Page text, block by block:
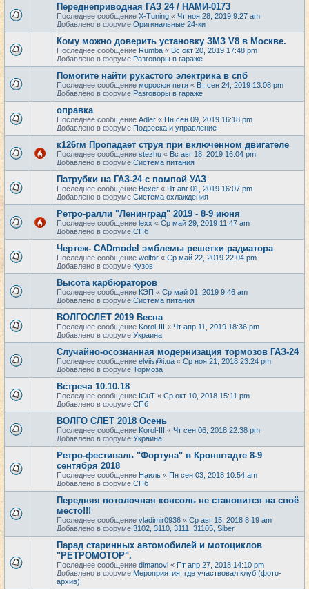
Переднеприводная ГАЗ 24 / НАМИ-0173
Последнее сообщение X-Tuning « Чт ноя 28, 2019 9:27 am
Добавлено в форуме Оригинальные 24-ки
Кому можно доверить установку ЗМЗ V8 в Москве.
Последнее сообщение Rumba « Вс окт 20, 2019 17:48 pm
Добавлено в форуме Разговоры в гараже
Помогите найти рукастого электрика в спб
Последнее сообщение моросюн петя « Вт сен 24, 2019 13:08 pm
Добавлено в форуме Разговоры в гараже
оправка
Последнее сообщение Adler « Пн сен 09, 2019 16:18 pm
Добавлено в форуме Подвеска и управление
к126гм Пропадает струя при включенном двигателе
Последнее сообщение stezhu « Вс авг 18, 2019 16:04 pm
Добавлено в форуме Система питания
Патрубки на ГАЗ-24 с помпой УАЗ
Последнее сообщение Bexer « Чт авг 01, 2019 16:07 pm
Добавлено в форуме Система охлаждения
Ретро-ралли "Ленинград" 2019 - 8-9 июня
Последнее сообщение lexx « Ср май 29, 2019 11:47 am
Добавлено в форуме СПб
Чертеж- CADmodel эмблемы решетки радиатора
Последнее сообщение wolfor « Ср май 22, 2019 22:04 pm
Добавлено в форуме Кузов
Высота карбюраторов
Последнее сообщение КЭП « Ср май 01, 2019 9:46 am
Добавлено в форуме Система питания
ВОЛГОСЛЕТ 2019 Весна
Последнее сообщение Korol-III « Чт апр 11, 2019 18:36 pm
Добавлено в форуме Украина
Случайно-осознанная модернизация тормозов ГАЗ-24
Последнее сообщение elviis@i.ua « Ср ноя 21, 2018 23:24 pm
Добавлено в форуме Тормоза
Встреча 10.10.18
Последнее сообщение ICuT « Ср окт 10, 2018 15:11 pm
Добавлено в форуме СПб
ВОЛГО СЛЕТ 2018 Осень
Последнее сообщение Korol-III « Чт сен 06, 2018 22:38 pm
Добавлено в форуме Украина
Ретро-фестиваль "Фортуна" в Кронштадте 8-9
сентября 2018
Последнее сообщение Наиль « Пн сен 03, 2018 10:54 am
Добавлено в форуме СПб
Передняя потолочная консоль не становится на своё
место!!!
Последнее сообщение vladimir0936 « Ср авг 15, 2018 8:19 am
Добавлено в форуме 3102, 3110, 3111, 31105, Siber
Парад старинных автомобилей и мотоциклов
"РЕТРОМОТОР".
Последнее сообщение dimanovi « Пт апр 27, 2018 14:10 pm
Добавлено в форуме Мероприятия, где участвовал клуб (фото-
архив)